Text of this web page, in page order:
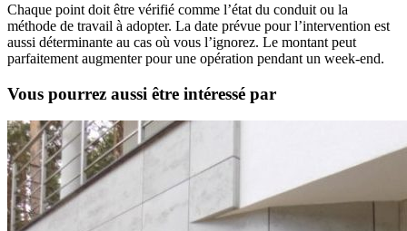
Chaque point doit être vérifié comme l’état du conduit ou la
méthode de travail à adopter. La date prévue pour l’intervention est
aussi déterminante au cas où vous l’ignorez. Le montant peut
parfaitement augmenter pour une opération pendant un week-end.
Vous pourrez aussi être intéressé par